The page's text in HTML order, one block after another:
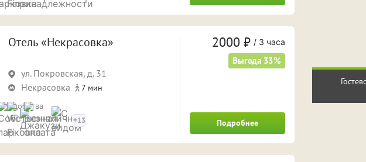
Отель «Некрасовка»
ул. Покровская, д. 31
Некрасовка
7 мин
Удобства
+13
2000 ₽ / 3 часа
Выгода 33%
Подробнее